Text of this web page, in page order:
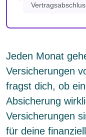
Jeden Monat
Versicherungen
fragst dich, ob
Absicherung
Versicherungen
für deine